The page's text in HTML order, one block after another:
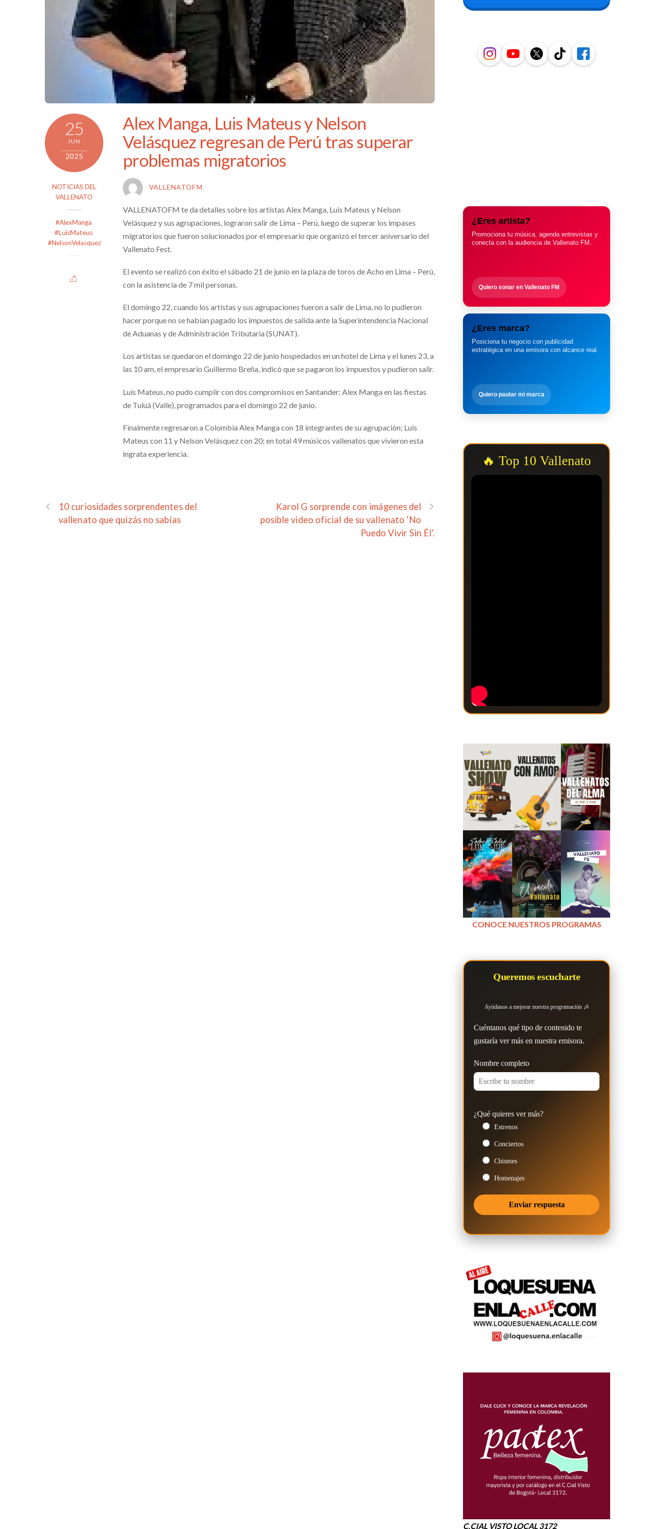
25
JUN
2025
NOTICIAS DEL
VALLENATO
#AlexManga,
#LuisMateus,
#NelsonVelasquez
Alex Manga, Luis Mateus y Nelson
Velásquez regresan de Perú tras superar
problemas migratorios
VALLENATOFM
VALLENATOFM te da detalles sobre los artistas Alex Manga, Luis Mateus y Nelson
Velásquez y sus agrupaciones, lograron salir de Lima – Perú, luego de superar los impases
migratorios que fueron solucionados por el empresario que organizó el tercer aniversario del
Vallenato Fest.
El evento se realizó con éxito el sábado 21 de junio en la plaza de toros de Acho en Lima – Perú,
con la asistencia de 7 mil personas.
El domingo 22, cuando los artistas y sus agrupaciones fueron a salir de Lima, no lo pudieron
hacer porque no se habían pagado los impuestos de salida ante la Superintendencia Nacional
de Aduanas y de Administración Tributaria (SUNAT).
Los artistas se quedaron el domingo 22 de junio hospedados en un hotel de Lima y el lunes 23, a
las 10 am, el empresario Guillermo Breña, indicó que se pagaron los impuestos y pudieron salir.
Luis Mateus, no pudo cumplir con dos compromisos en Santander; Alex Manga en las fiestas
de Tuluá (Valle), programados para el domingo 22 de junio.
Finalmente regresaron a Colombia Alex Manga con 18 integrantes de su agrupación; Luis
Mateus con 11 y Nelson Velásquez con 20; en total 49 músicos vallenatos que vivieron esta
ingrata experiencia.
10 curiosidades sorprendentes del
vallenato que quizás no sabías
Karol G sorprende con imágenes del
posible video oficial de su vallenato ‘No
Puedo Vivir Sin Él’.
¿Eres artista?
Promociona tu música, agenda entrevistas y
conecta con la audiencia de Vallenato FM.
Quiero sonar en Vallenato FM
¿Eres marca?
Posiciona tu negocio con publicidad
estratégica en una emisora con alcance real.
Quiero pautar mi marca
🔥 Top 10 Vallenato
CONOCE NUESTROS PROGRAMAS
Queremos escucharte
Ayúdanos a mejorar nuestra programación 🎶
Cuéntanos qué tipo de contenido te
gustaría ver más en nuestra emisora.
Nombre completo
¿Qué quieres ver más?
Estrenos
Conciertos
Chismes
Homenajes
C.CIAL VISTO LOCAL 3172